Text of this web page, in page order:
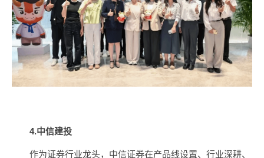
4.中信建投
作为证券行业龙头，中信证券在产品线设置、行业深耕、